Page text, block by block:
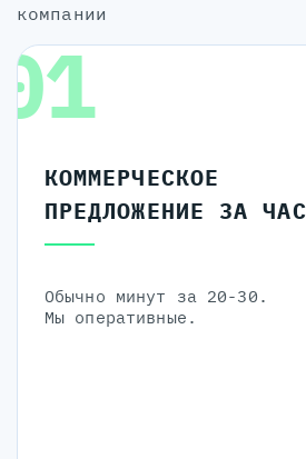
компании
КОММЕРЧЕСКОЕ
ПРЕДЛОЖЕНИЕ ЗА ЧАС
Обычно минут за 20-30.
Мы оперативные.